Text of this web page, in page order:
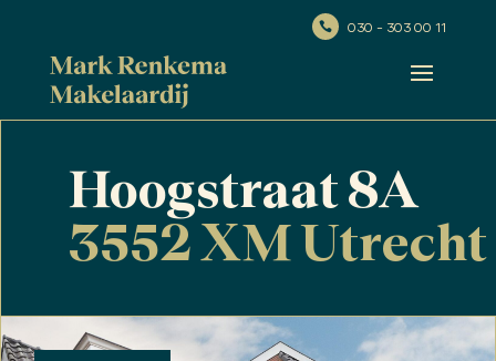
 030 - 303 00 11
Hoogstraat 8A
3552 XM Utrecht